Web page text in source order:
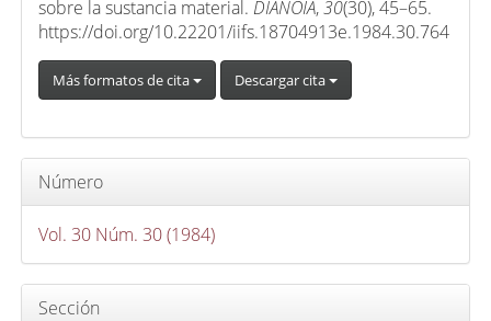
r
í
u
l
sobre la sustancia material. DIÁNOIA,30(30), 45–65.
https://doi.org/10.22201/iifs.18704913e.1984.30.764
Más formatos de cita Descargar cita
Número
Vol. 30 Núm. 30 (1984)
Sección